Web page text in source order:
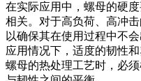
在实际应用中，螺母的硬
相关。对于高负荷、高冲
以确保其在使用过程中不
应用情况下，适度的韧性
螺母的热处理工艺时，必